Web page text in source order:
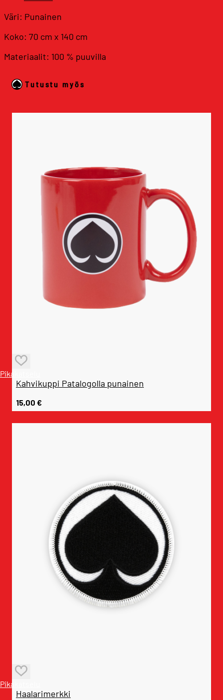
Väri: Punainen
Koko: 70 cm x 140 cm
Materiaalit: 100 % puuvilla
Tutustu myös
Pikakatselu
Kahvikuppi Patalogolla punainen
15,00 €
Pikakatselu
Haalarimerkki